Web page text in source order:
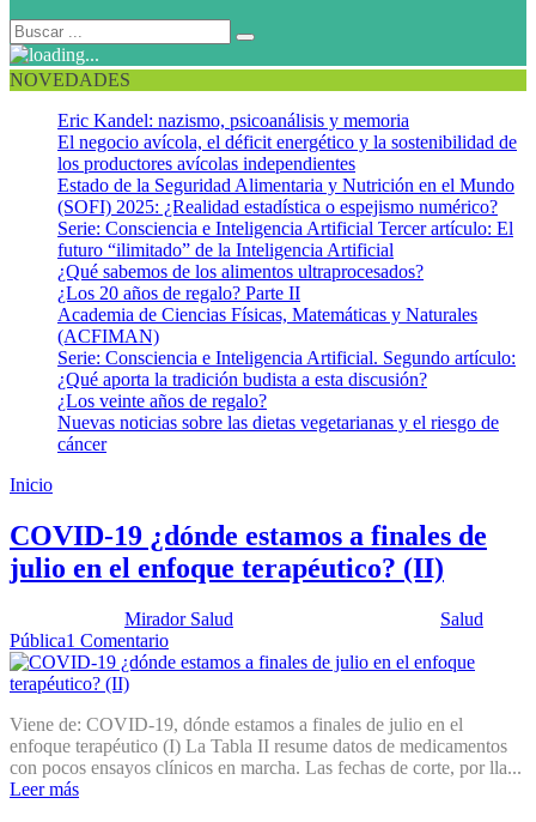
NOVEDADES
Eric Kandel: nazismo, psicoanálisis y memoria
El negocio avícola, el déficit energético y la sostenibilidad de
los productores avícolas independientes
Estado de la Seguridad Alimentaria y Nutrición en el Mundo
(SOFI) 2025: ¿Realidad estadística o espejismo numérico?
Serie: Consciencia e Inteligencia Artificial Tercer artículo: El
futuro “ilimitado” de la Inteligencia Artificial
¿Qué sabemos de los alimentos ultraprocesados?
¿Los 20 años de regalo? Parte II
Academia de Ciencias Físicas, Matemáticas y Naturales
(ACFIMAN)
Serie: Consciencia e Inteligencia Artificial. Segundo artículo:
¿Qué aporta la tradición budista a esta discusión?
¿Los veinte años de regalo?
Nuevas noticias sobre las dietas vegetarianas y el riesgo de
cáncer
Inicio
COVID-19 ¿dónde estamos a finales de
julio en el enfoque terapéutico? (II)
Mirador Salud
Salud
Pública1 Comentario
Viene de: COVID-19, dónde estamos a finales de julio en el
enfoque terapéutico (I) La Tabla II resume datos de medicamentos
con pocos ensayos clínicos en marcha. Las fechas de corte, por lla...
Leer más